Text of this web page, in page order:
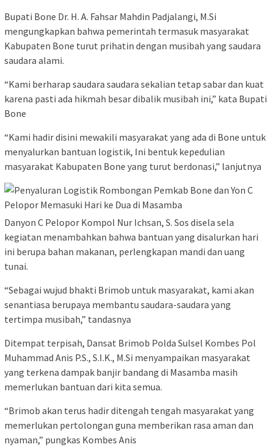
Bupati Bone Dr. H. A. Fahsar Mahdin Padjalangi, M.Si
mengungkapkan bahwa pemerintah termasuk masyarakat
Kabupaten Bone turut prihatin dengan musibah yang saudara
saudara alami.
“Kami berharap saudara saudara sekalian tetap sabar dan kuat
karena pasti ada hikmah besar dibalik musibah ini,” kata Bupati
Bone
“Kami hadir disini mewakili masyarakat yang ada di Bone untuk
menyalurkan bantuan logistik, Ini bentuk kepedulian
masyarakat Kabupaten Bone yang turut berdonasi,” lanjutnya
Danyon C Pelopor Kompol Nur Ichsan, S. Sos disela sela
kegiatan menambahkan bahwa bantuan yang disalurkan hari
ini berupa bahan makanan, perlengkapan mandi dan uang
tunai.
“Sebagai wujud bhakti Brimob untuk masyarakat, kami akan
senantiasa berupaya membantu saudara-saudara yang
tertimpa musibah,” tandasnya
Ditempat terpisah, Dansat Brimob Polda Sulsel Kombes Pol
Muhammad Anis P.S., S.I.K., M.Si menyampaikan masyarakat
yang terkena dampak banjir bandang di Masamba masih
memerlukan bantuan dari kita semua.
“Brimob akan terus hadir ditengah tengah masyarakat yang
memerlukan pertolongan guna memberikan rasa aman dan
nyaman,” pungkas Kombes Anis